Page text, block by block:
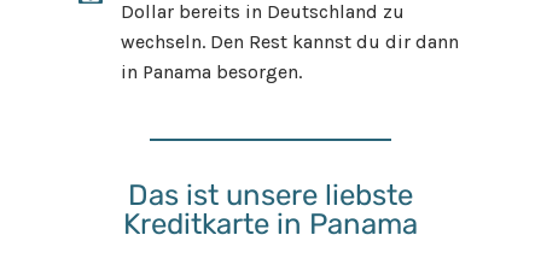
Dollar bereits in Deutschland zu
wechseln. Den Rest kannst du dir dann
in Panama besorgen.
Das ist unsere liebste
Kreditkarte in Panama